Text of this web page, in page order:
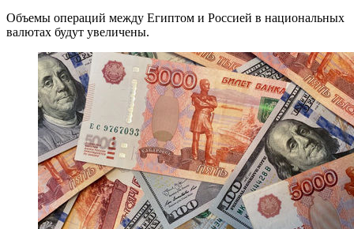
Объемы операций между Египтом и Россией в национальных
валютах будут увеличены.